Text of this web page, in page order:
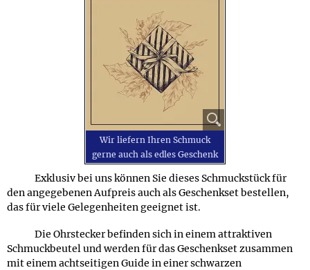
Wir liefern Ihren Schmuck
gerne auch als edles Geschenk
Exklusiv bei uns können Sie dieses Schmuckstück für
den angegebenen Aufpreis auch als Geschenkset bestellen,
das für viele Gelegenheiten geeignet ist.
Die Ohrstecker befinden sich in einem attraktiven
Schmuckbeutel und werden für das Geschenkset zusammen
mit einem achtseitigen Guide in einer schwarzen